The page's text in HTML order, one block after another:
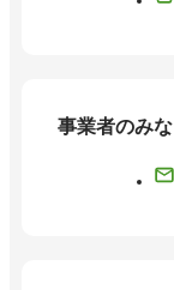
事業者のみな